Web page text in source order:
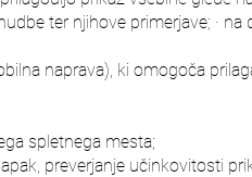
ter njihove primerjave; · na
naprava), ki omogoča
spletnega mesta;
preverjanje učinkovitosti